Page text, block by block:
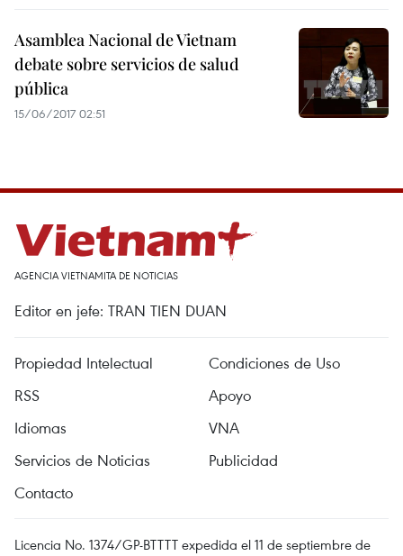
Asamblea Nacional de Vietnam
debate sobre servicios de salud
pública
15/06/2017 02:51
AGENCIA VIETNAMITA DE NOTICIAS
Editor en jefe: TRAN TIEN DUAN
Propiedad Intelectual
Condiciones de Uso
RSS
Apoyo
Idiomas
VNA
Servicios de Noticias
Publicidad
Contacto
Licencia No. 1374/GP-BTTTT expedida el 11 de septiembre de